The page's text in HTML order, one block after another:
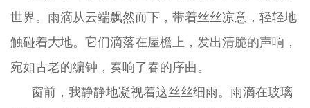
世界。雨滴从云端飘然而下，带着丝丝凉意，轻轻地
触碰着大地。它们滴落在屋檐上，发出清脆的声响，
宛如古老的编钟，奏响了春的序曲。
窗前，我静静地凝视着这丝丝细雨。雨滴在玻璃